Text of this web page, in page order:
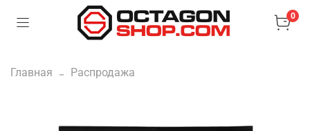
0
Главная Распродажа